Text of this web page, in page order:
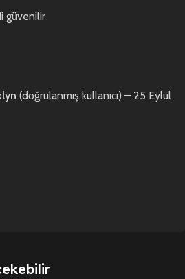
güvenilir
(doğrulanmış kullanıcı) – 25 Eylül